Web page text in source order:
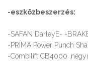
-eszközbeszerzés:
-SAFAN DarleyE- -
-PRÍMA Power Punch
-Combilift CB4000